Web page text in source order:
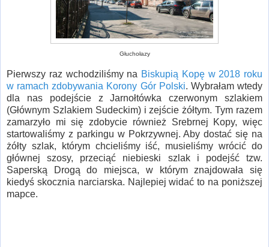
Głuchołazy
Pierwszy raz wchodziliśmy na Biskupią Kopę w 2018 roku
w ramach zdobywania Korony Gór Polski. Wybrałam wtedy
dla nas podejście z Jarnołtówka czerwonym szlakiem
(Głównym Szlakiem Sudeckim) i zejście żółtym. Tym razem
zamarzyło mi się zdobycie również Srebrnej Kopy, więc
startowaliśmy z parkingu w Pokrzywnej. Aby dostać się na
żółty szlak, którym chcieliśmy iść, musieliśmy wrócić do
głównej szosy, przeciąć niebieski szlak i podejść tzw.
Saperską Drogą do miejsca, w którym znajdowała się
kiedyś skocznia narciarska. Najlepiej widać to na poniższej
mapce.